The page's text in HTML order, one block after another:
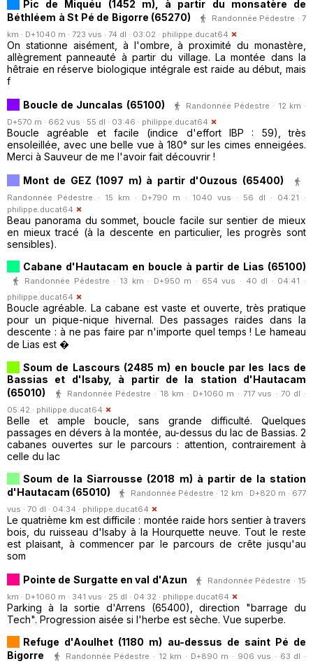
Pic de Miquéu (1452 m), à partir du monsatère de
Béthléem à St Pé de Bigorre (65270)
Randonnée Pédestre · 7
km · D+1040 m · 723 vus · 74 dl · 03:02 · philippe.ducat64
On stationne aisément, à l'ombre, à proximité du monastère,
allègrement panneauté à partir du village. La montée dans la
hêtraie en réserve biologique intégrale est raide au début, mais
f
Boucle de Juncalas (65100)
Randonnée Pédestre · 12 km ·
D+570 m · 662 vus · 55 dl · 03:46 · philippe.ducat64
Boucle agréable et facile (indice d'effort IBP : 59), très
ensoleillée, avec une belle vue à 180° sur les cimes enneigées.
Merci à Sauveur de me l'avoir fait découvrir !
Mont de GEZ (1097 m) à partir d'Ouzous (65400)
Randonnée Pédestre · 15 km · D+790 m · 1040 vus · 56 dl · 04:21 ·
philippe.ducat64
Beau panorama du sommet, boucle facile sur sentier de mieux
en mieux tracé (à la descente en particulier, les progrès sont
sensibles).
Cabane d'Hautacam en boucle à partir de Lias (65100)
Randonnée Pédestre · 13 km · D+950 m · 654 vus · 40 dl · 04:41 ·
philippe.ducat64
Boucle agréable. La cabane est vaste et ouverte, très pratique
pour un pique-nique hivernal. Des passages raides dans la
descente : à ne pas faire par n'importe quel temps ! Le hameau
de Lias est �
Soum de Lascours (2485 m) en boucle par les lacs de
Bassias et d'Isaby, à partir de la station d'Hautacam
(65010)
Randonnée Pédestre · 18 km · D+1060 m · 717 vus · 70 dl ·
05:42 · philippe.ducat64
Belle et ample boucle, sans grande difficulté. Quelques
passages en dévers à la montée, au-dessus du lac de Bassias. 2
cabanes ouvertes sur le parcours : attention, contrairement à
celle du lac
Soum de la Siarrousse (2018 m) à partir de la station
d'Hautacam (65010)
Randonnée Pédestre · 12 km · D+820 m · 677
vus · 70 dl · 04:34 · philippe.ducat64
Le quatrième km est difficile : montée raide hors sentier à travers
bois, du ruisseau d'Isaby à la Hourquette neuve. Tout le reste
est plaisant, à commencer par le parcours de crête jusqu'au
som
Pointe de Surgatte en val d'Azun
Randonnée Pédestre · 15
km · D+1060 m · 341 vus · 25 dl · 04:32 · philippe.ducat64
Parking à la sortie d'Arrens (65400), direction "barrage du
Tech". Progression aisée si l'herbe est sèche. Vue superbe.
Refuge d'Aoulhet (1180 m) au-dessus de saint Pé de
Bigorre
Randonnée Pédestre · 12 km · D+890 m · 906 vus · 63 dl ·